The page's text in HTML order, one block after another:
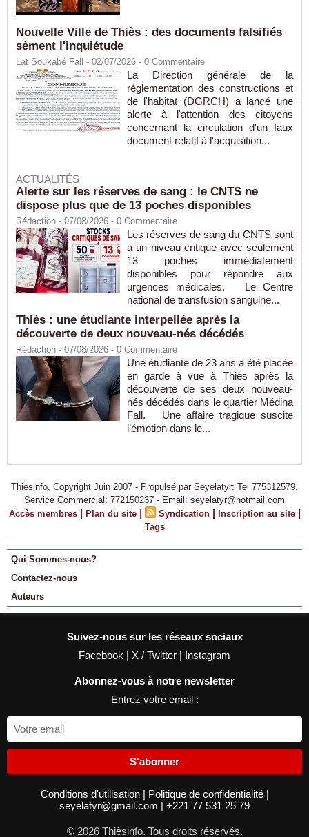
Nouvelle Ville de Thiès : des documents falsifiés
sèment l'inquiétude
Lat Soukabé Fall - 02/07/2026 - 0 Commentaire
La Direction générale de la
réglementation des constructions et
de l'habitat (DGRCH) a lancé une
alerte à l'attention des citoyens
concernant la circulation d'un faux
document relatif à l'acquisition...
ACTUALITÉS
Alerte sur les réserves de sang : le CNTS ne
dispose plus que de 13 poches disponibles
Rédaction - 07/08/2026 - 0 Commentaire
Les réserves de sang du CNTS sont
à un niveau critique avec seulement
13 poches immédiatement
disponibles pour répondre aux
urgences médicales. Le Centre
national de transfusion sanguine...
Thiès : une étudiante interpellée après la
découverte de deux nouveau-nés décédés
Rédaction - 07/08/2026 - 0 Commentaire
Une étudiante de 23 ans a été placée
en garde à vue à Thiès après la
découverte de ses deux nouveau-
nés décédés dans le quartier Médina
Fall. Une affaire tragique suscite
l’émotion dans le...
Thiesinfo, Copyright Juin 2007 - Propulsé par Seyelatyr: Tel 775312579.
Service Commercial: 772150237 - Email: seyelatyr@hotmail.com
Accès membres | Plan du site | Syndication | Inscription au site |
Tags
Qui Sommes-nous?
Contactez-nous
Auteurs
Suivez-nous sur les réseaux sociaux
Facebook | X / Twitter | Instagram
Abonnez-vous à notre newsletter
Entrez votre email :
S'abonner
Conditions d'utilisation | Politique de confidentialité |
seyelatyr@gmail.com | +221 77 531 25 79
© 2026 Thièsinfo. Tous droits réservés.